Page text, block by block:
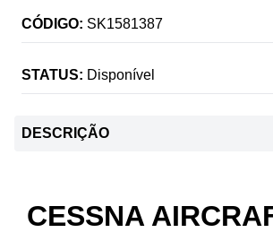
CÓDIGO: SK1581387
STATUS: Disponível
DESCRIÇÃO
CESSNA